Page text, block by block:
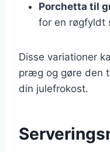
Porchetta til
for en røgfyldt
Disse variationer
præg og gøre den
din julefrokost.